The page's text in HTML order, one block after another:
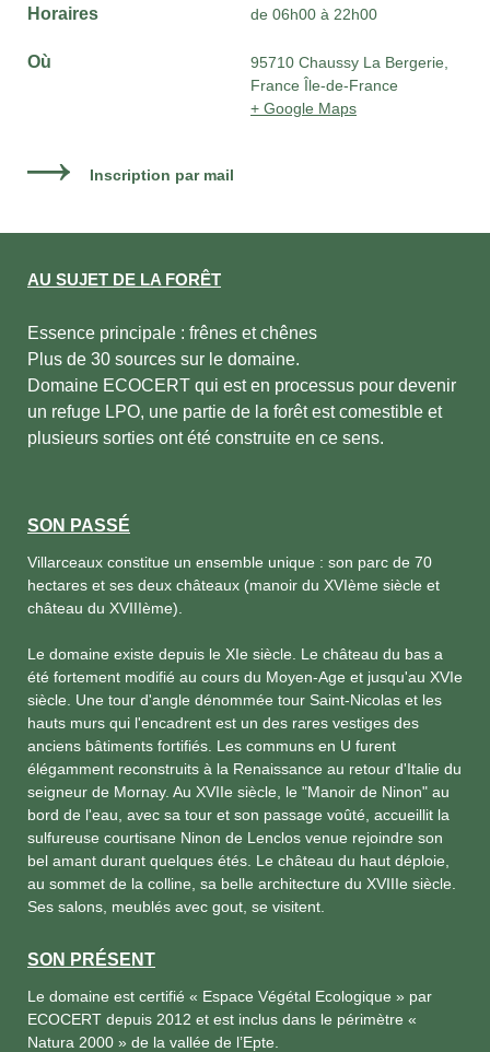
Horaires de 06h00 à 22h00
Où
95710 Chaussy La Bergerie,
France Île-de-France
+ Google Maps
Inscription par mail
AU SUJET DE LA FORÊT
Essence principale : frênes et chênes
Plus de 30 sources sur le domaine.
Domaine ECOCERT qui est en processus pour devenir
un refuge LPO, une partie de la forêt est comestible et
plusieurs sorties ont été construite en ce sens.
SON PASSÉ
Villarceaux constitue un ensemble unique : son parc de 70
hectares et ses deux châteaux (manoir du XVIème siècle et
château du XVIIIème).
Le domaine existe depuis le XIe siècle. Le château du bas a
été fortement modifié au cours du Moyen-Age et jusqu'au XVIe
siècle. Une tour d'angle dénommée tour Saint-Nicolas et les
hauts murs qui l'encadrent est un des rares vestiges des
anciens bâtiments fortifiés. Les communs en U furent
élégamment reconstruits à la Renaissance au retour d'Italie du
seigneur de Mornay. Au XVIIe siècle, le "Manoir de Ninon" au
bord de l'eau, avec sa tour et son passage voûté, accueillit la
sulfureuse courtisane Ninon de Lenclos venue rejoindre son
bel amant durant quelques étés. Le château du haut déploie,
au sommet de la colline, sa belle architecture du XVIIIe siècle.
Ses salons, meublés avec gout, se visitent.
SON PRÉSENT
Le domaine est certifié « Espace Végétal Ecologique » par
ECOCERT depuis 2012 et est inclus dans le périmètre «
Natura 2000 » de la vallée de l’Epte.